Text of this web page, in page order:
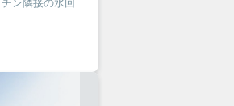
◎使い勝手の良いキッチン隣接の水回り！